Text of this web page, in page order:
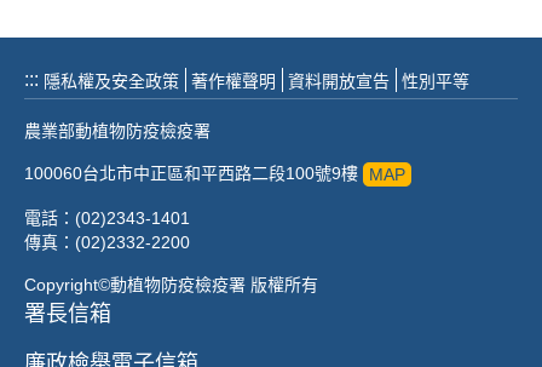
::: 隱私權及安全政策 著作權聲明 資料開放宣告 性別平等
農業部動植物防疫檢疫署
100060台北市中正區和平西路二段100號9樓 MAP
電話：(02)2343-1401
傳真：(02)2332-2200
Copyright©動植物防疫檢疫署 版權所有
署長信箱